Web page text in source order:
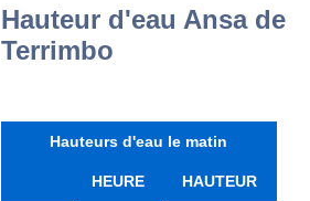
Hauteur d'eau Ansa de
Terrimbo
Hauteurs d'eau le matin
HEURE HAUTEUR